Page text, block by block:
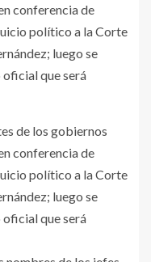
conferencia de
político a la Corte
luego se
que será
de los gobiernos
conferencia de
político a la Corte
luego se
que será